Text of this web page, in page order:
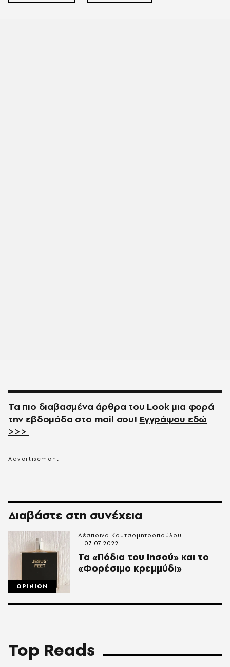
Τα πιο διαβασμένα άρθρα του Look μια φορά
την εβδομάδα στο mail σου! Εγγράψου εδώ
>>>
Διαβάστε στη συνέχεια
OPINION
Τα «Πόδια του Ιησού» και το
«Φορέσιμο κρεμμύδι»
Δέσποινα Κουτσομητροπούλου
07.07.2022
Top Reads